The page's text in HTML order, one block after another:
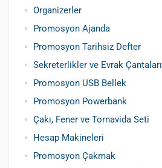
Organizerler
Promosyon Ajanda
Promosyon Tarihsiz Defter
Sekreterlikler ve Evrak Çantaları
Promosyon USB Bellek
Promosyon Powerbank
Çakı, Fener ve Tornavida Seti
Hesap Makineleri
Promosyon Çakmak